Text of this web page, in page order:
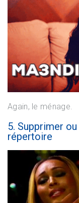
Again, le ménage.
5. Supprimer
répertoire